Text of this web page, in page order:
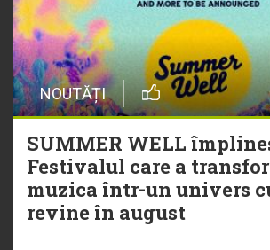
NOUTĂȚI
SUMMER WELL
Festivalul care a
muzica într-un univers
revine în august